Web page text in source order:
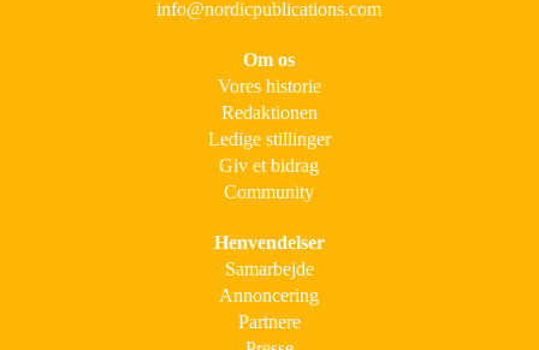
info@nordicpublications.com
Om os
Vores historie
Redaktionen
Ledige stillinger
Giv et bidrag
Community
Henvendelser
Samarbejde
Annoncering
Partnere